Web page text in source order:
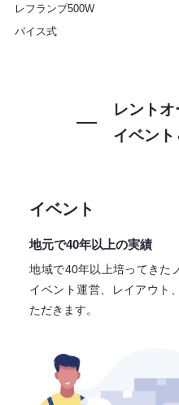
レフランプ500W
バイス式
レント
イベン
イベント
地元で40年以上の実績
地域で40年以上培ってきた
イベント運営、レイアウト
ただきます。